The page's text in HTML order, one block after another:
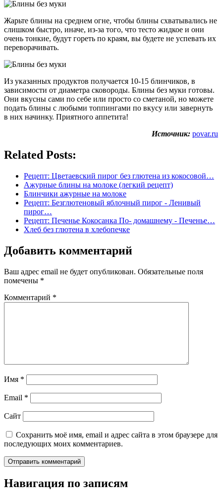
Жарьте блины на среднем огне, чтобы блины схватывались не
слишком быстро, иначе, из-за того, что тесто жидкое и они
очень тонкие, будут гореть по краям, вы будете не успевать их
переворачивать.
Из указанных продуктов получается 10-15 блинчиков, в
зависимости от диаметра сковороды. Блины без муки готовы.
Они вкусны сами по себе или просто со сметаной, но можете
подать блины с любыми топпингами по вкусу или завернуть
в них начинку. Приятного аппетита!
Источник: povar.ru
Related Posts:
Рецепт: Цветаевский пирог без глютена из кокосовой…
Ажурные блины на молоке (легкий рецепт)
Блинчики ажурные на молоке
Рецепт: Безглютеновый яблочный пирог - Ленивый
пирог…
Рецепт: Печенье Кокосанка По- домашнему - Печенье…
Хлеб без глютена в хлебопечке
Добавить комментарий
Ваш адрес email не будет опубликован. Обязательные поля
помечены *
Комментарий *
Имя *
Email *
Сайт
Сохранить моё имя, email и адрес сайта в этом браузере для
последующих моих комментариев.
Навигация по записям